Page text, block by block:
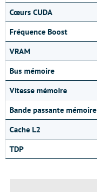
Cœurs CUDA
Fréquence Boost
VRAM
Bus mémoire
Vitesse mémoire
Bande passante mémoire
Cache L2
TDP